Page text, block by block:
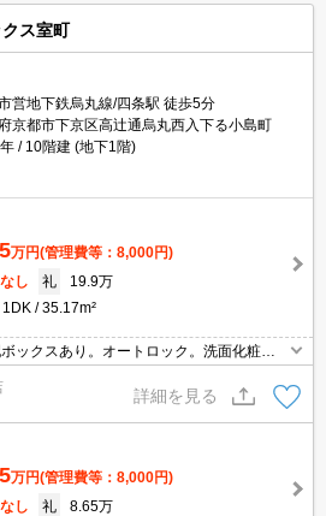
ス室町
営地下鉄烏丸線/四条駅 徒歩5分
京都市下京区高辻通烏丸西入下る小島町
10階建 (地下1階)
万円(管理費等：8,000円)
なし 礼
19.9万
1DK 35.17m²
ックスあり。オートロック。洗面化粧台
き。インターネット無料。
詳細を見る
万円(管理費等：8,000円)
なし 礼
8.65万